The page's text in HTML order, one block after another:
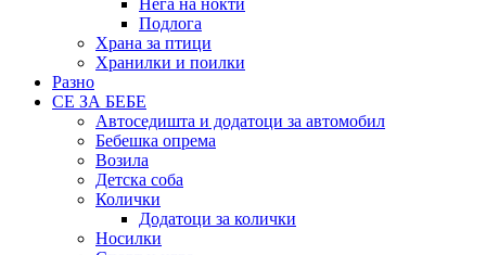
Подлога
Храна за птици
Хранилки и поилки
Разно
СЕ ЗА БЕБЕ
Автоседишта и додатоци за автомобил
Бебешка опрема
Возила
Детска соба
Колички
Додатоци за колички
Носилки